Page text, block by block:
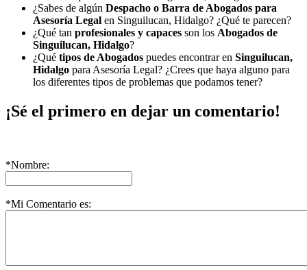
¿Sabes de algún Despacho o Barra de Abogados para
Asesoría Legal en Singuilucan, Hidalgo? ¿Qué te parecen?
¿Qué tan profesionales y capaces son los Abogados de
Singuilucan, Hidalgo?
¿Qué tipos de Abogados puedes encontrar en Singuilucan,
Hidalgo para Asesoría Legal? ¿Crees que haya alguno para
los diferentes tipos de problemas que podamos tener?
¡Sé el primero en dejar un comentario!
*Nombre:
*Mi Comentario es: